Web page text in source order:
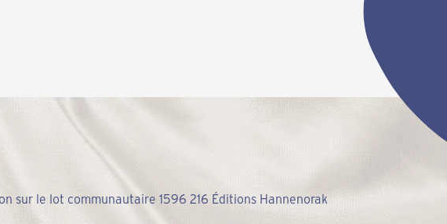
sur le lot communautaire 1596 216 Éditions Hannenorak